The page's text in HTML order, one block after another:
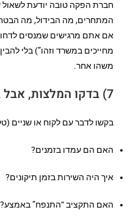
חברת הפקה טובה יודעת לשאול
המתחרים, מה הבידול, מה
אם אתם מרגישים שמנסים
מחייכים במשרד וזהו”) בלי
משהו אחר.
7) בדקו המלצות, אבל גם “המלצות אמיתיות”
בקשו לדבר עם לקוח או שניים
האם הם עמדו בזמנים?
איך היה השירות בזמן תיקונים?
האם התקציב “התנפח” באמצע?